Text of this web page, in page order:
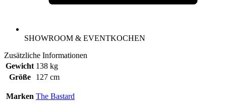
SHOWROOM & EVENTKOCHEN
Zusätzliche Informationen
Gewicht 138 kg
Größe
127 cm
Marken The Bastard